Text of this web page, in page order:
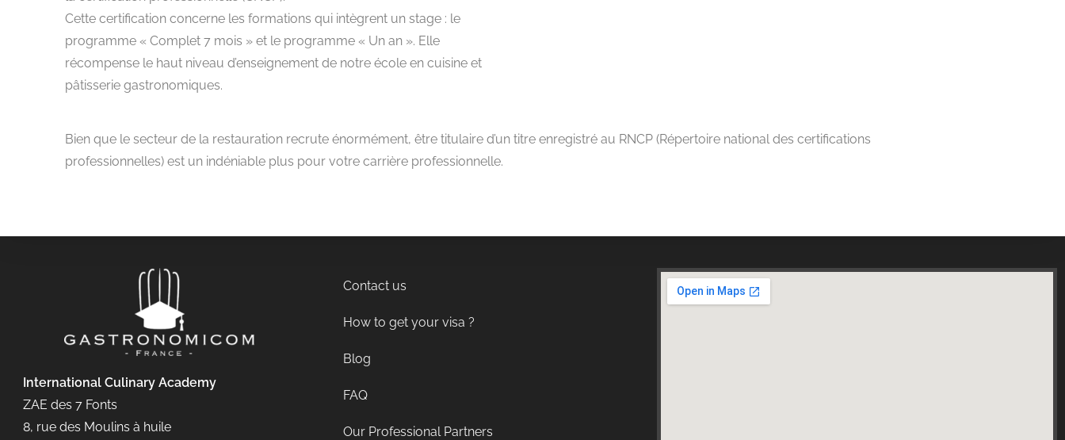
Cette certification concerne les formations qui intègrent un stage : le
programme « Complet 7 mois » et le programme « Un an ». Elle
récompense le haut niveau d’enseignement de notre école en cuisine et
pâtisserie gastronomiques.
Bien que le secteur de la restauration recrute énormément, être titulaire d’un titre enregistré au RNCP (Répertoire national des certifications
professionnelles) est un indéniable plus pour votre carrière professionnelle.
International Culinary Academy
ZAE des 7 Fonts
8, rue des Moulins à huile
Contact us
How to get your visa ?
Blog
FAQ
Our Professional Partners